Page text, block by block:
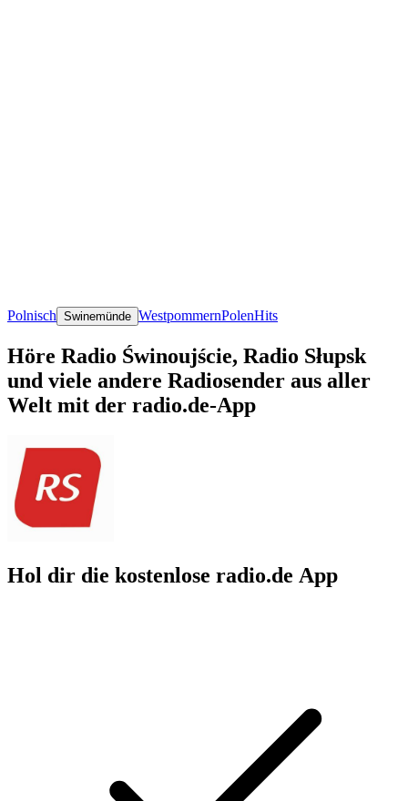
Polnisch Swinemünde WestpommernPolenHits
Höre Radio Świnoujście, Radio Słupsk
und viele andere Radiosender aus aller
Welt mit der radio.de-App
Hol dir die kostenlose radio.de App